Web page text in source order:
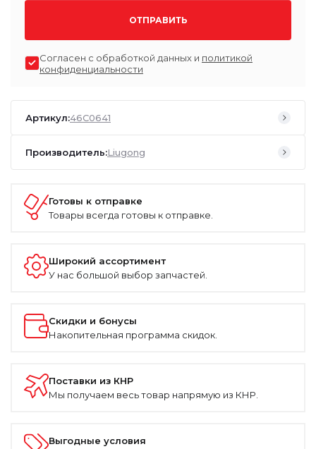
ОТПРАВИТЬ
Согласен с обработкой данных и политикой
конфиденциальности
Артикул:46C0641
Производитель:Liugong
Готовы к отправке
Товары всегда готовы к отправке.
Широкий ассортимент
У нас большой выбор запчастей.
Скидки и бонусы
Накопительная программа скидок.
Поставки из КНР
Мы получаем весь товар напрямую из КНР.
Выгодные условия